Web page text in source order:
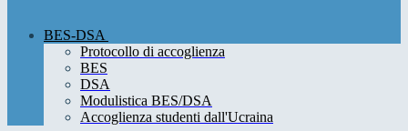
BES-DSA
Protocollo di accoglienza
BES
DSA
Modulistica BES/DSA
Accoglienza studenti dall'Ucraina